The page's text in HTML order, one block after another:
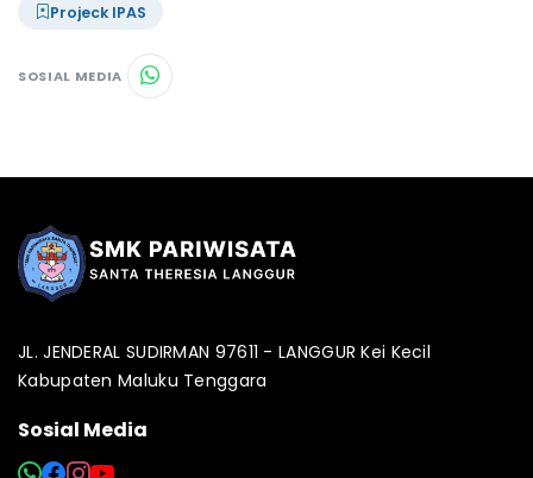
Projeck IPAS
SOSIAL MEDIA
JL. JENDERAL SUDIRMAN 97611 - LANGGUR Kei Kecil
Kabupaten Maluku Tenggara
Sosial Media